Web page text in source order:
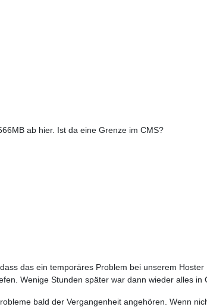
ab hier. Ist da eine Grenze im CMS?
das ein temporäres Problem bei unserem
Wenige Stunden später war dann wieder alles in
bald der Vergangenheit angehören. Wenn